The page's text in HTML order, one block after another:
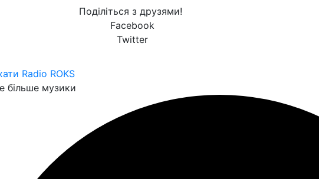
Поділіться з друзями!
Facebook
Twitter
Radio ROKS
більше музики